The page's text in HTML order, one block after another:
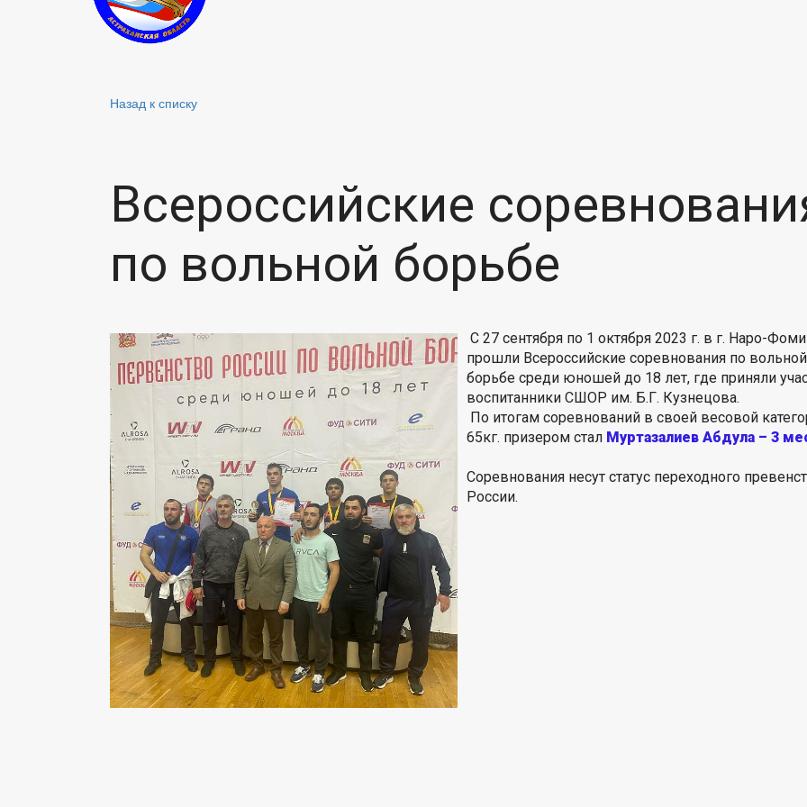
Назад к списку
Всероссийские
по вольной борьбе
С 27 сентября по 1 октября 2023 г. в г. Наро-
прошли Всероссийские соревнования по вольной
борьбе среди юношей до 18 лет, где приняли
воспитанники СШОР им. Б.Г. Кузнецова.
По итогам соревнований в своей весовой
65кг. призером стал Муртазалиев Абдула – 3
Соревнования несут статус переходного
России.